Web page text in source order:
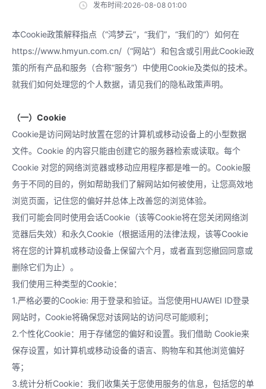
发布时间:2026-08-08 01:00
本Cookie政策解释指点（“鸿梦云”，“我们”，“我们的”）如何在
https://www.hmyun.com.cn/（“网站”）和包含或引用此Cookie政
策的所有产品和服务（合称“服务”）中使用Cookie及类似的技术。
就我们如何处理您的个人数据，请见我们的隐私政策声明。
（一）Cookie
Cookie是访问网站时放置在您的计算机或移动设备上的小型数据
文件。Cookie 的内容只能由创建它的服务器检索或读取。每个
Cookie 对您的网络浏览器或移动应用程序都是唯一的。Cookie服
务于不同的目的，例如帮助我们了解网站如何被使用，让您高效地
浏览页面，记住您的偏好并总体上改善您的浏览体验。
我们可能会同时使用会话Cookie（该等Cookie将在您关闭网络浏
览器后失效）和永久Cookie（根据适用的法律法规，该等Cookie
将在您的计算机或移动设备上保留六个月，或者直到您撤回同意或
删除它们为止）。
我们使用三种类型的Cookie：
1.严格必要的Cookie: 用于登录和验证。当您使用HUAWEI ID登录
网站时，Cookie将确保您对该网站的访问尽可能顺利；
2.个性化Cookie：用于存储您的偏好和设置。我们借助 Cookie来
保存设置，如计算机或移动设备的语言、购物车和其他浏览偏好
等；
3.统计分析Cookie：我们收集关于您使用服务的信息，包括您的单